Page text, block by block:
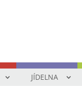
JÍDELNA